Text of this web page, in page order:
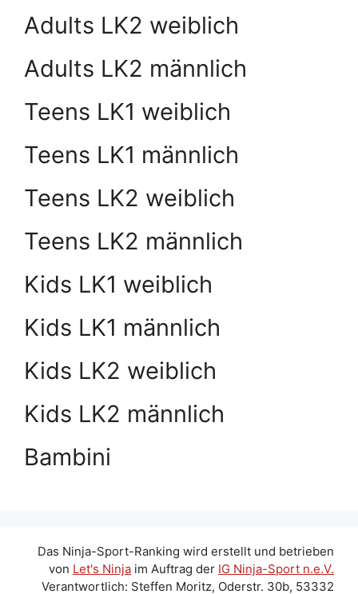
Adults LK2 weiblich
Adults LK2 männlich
Teens LK1 weiblich
Teens LK1 männlich
Teens LK2 weiblich
Teens LK2 männlich
Kids LK1 weiblich
Kids LK1 männlich
Kids LK2 weiblich
Kids LK2 männlich
Bambini
Das Ninja-Sport-Ranking wird erstellt und betrieben
von Let's Ninja im Auftrag der IG Ninja-Sport n.e.V.
Verantwortlich: Steffen Moritz, Oderstr. 30b, 53332